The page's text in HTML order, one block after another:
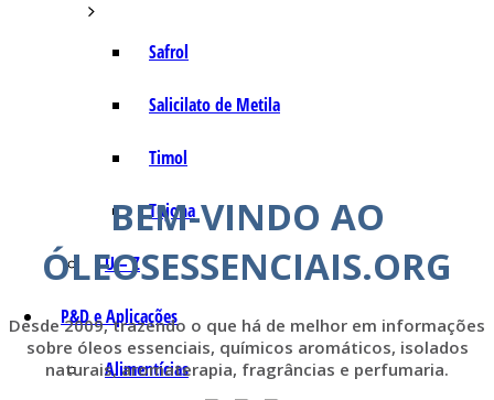
Safrol
Salicilato de Metila
Timol
Tujona
U – Z
P&D e Aplicações
Alimentícias
BEM-VINDO AO
ÓLEOSESSENCIAIS.ORG
Desde 2009, trazendo o que há de melhor em informações
sobre óleos essenciais, químicos aromáticos, isolados
naturais, aromaterapia, fragrâncias e perfumaria.